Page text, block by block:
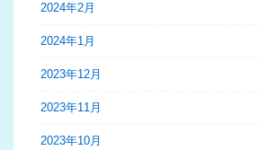
2024年2月
2024年1月
2023年12月
2023年11月
2023年10月